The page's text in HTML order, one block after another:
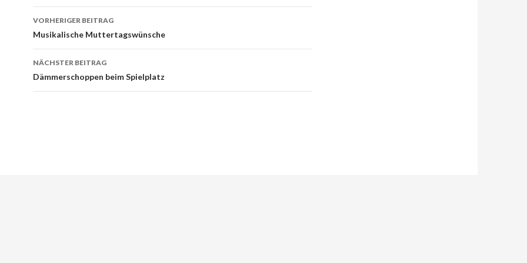
Beitrags-
Navigation
VORHERIGER BEITRAG
Musikalische Muttertagswünsche
NÄCHSTER BEITRAG
Dämmerschoppen beim Spielplatz